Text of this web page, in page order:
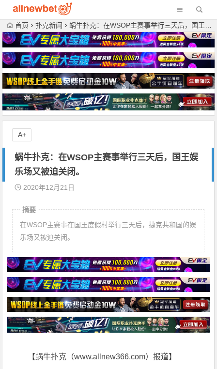
首页 扑克新闻 蜗牛扑克：在WSOP主赛事举行三天后，国王娱乐场又被迫关闭。
蜗牛扑克：在WSOP主赛事举行三天后，国王娱
乐场又被迫关闭。
2020年12月21日
摘要
在WSOP主赛事在国王度假村举行三天后，捷克共和国的娱
乐场又被迫关闭。
【蜗牛扑克（www.allnew366.com）报道】
A+